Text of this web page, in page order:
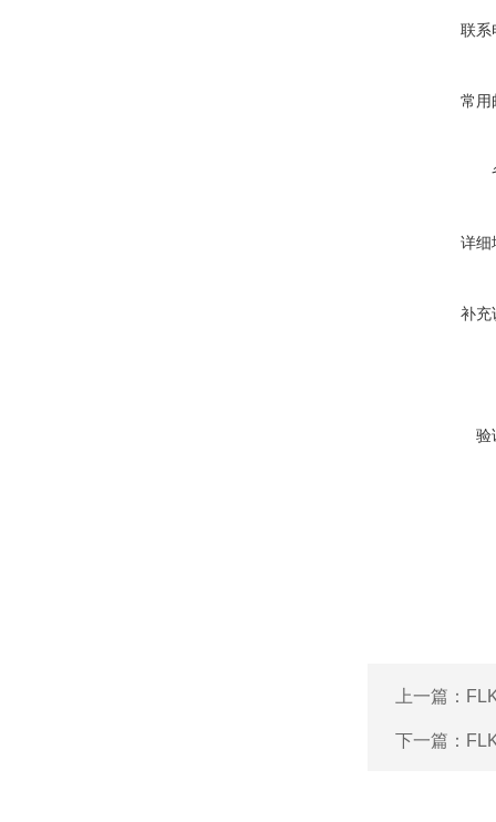
联系
常用
详细
补充
验
上一篇：
下一篇：